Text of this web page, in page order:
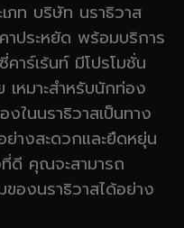
ภท บริษัท นราธิวาส
คาประหยัด พร้อมบริการ
าร์เร้นท์ มีโปรโมชั่น
เหมาะสำหรับนักท่อง
งในนราธิวาสเป็นทาง
างสะดวกและยืดหยุ่น
ดี คุณจะสามารถ
องนราธิวาสได้อย่าง